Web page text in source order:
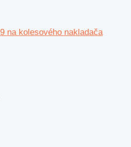
na kolesového nakladača